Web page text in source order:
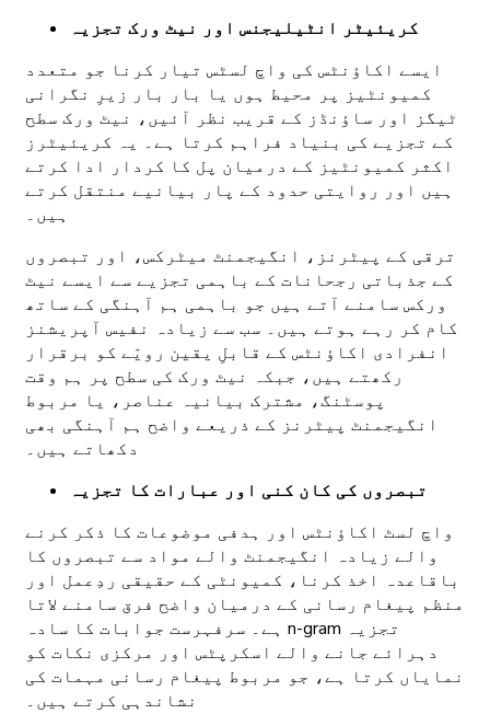
کریئیٹر انٹیلیجنس اور نیٹ ورک تجزیہ
ایسے اکاؤنٹس کی واچ لسٹس تیار کرنا جو متعدد
کمیونٹیز پر محیط ہوں یا بار بار زیرِ نگرانی
ٹیگز اور ساؤنڈز کے قریب نظر آئیں، نیٹ ورک سطح
کے تجزیے کی بنیاد فراہم کرتا ہے۔ یہ کریئیٹرز
اکثر کمیونٹیز کے درمیان پل کا کردار ادا کرتے
ہیں اور روایتی حدود کے پار بیانیے منتقل کرتے
ہیں۔
ترقی کے پیٹرنز، انگیجمنٹ میٹرکس، اور تبصروں
کے جذباتی رجحانات کے باہمی تجزیے سے ایسے نیٹ
ورکس سامنے آتے ہیں جو باہمی ہم آہنگی کے ساتھ
کام کر رہے ہوتے ہیں۔ سب سے زیادہ نفیس آپریشنز
انفرادی اکاؤنٹس کے قابلِ یقین رویّے کو برقرار
رکھتے ہیں، جبکہ نیٹ ورک کی سطح پر ہم وقت
پوسٹنگ، مشترک بیانیہ عناصر، یا مربوط
انگیجمنٹ پیٹرنز کے ذریعے واضح ہم آہنگی بھی
دکھاتے ہیں۔
تبصروں کی کان کنی اور عبارات کا تجزیہ
واچ لسٹ اکاؤنٹس اور ہدفی موضوعات کا ذکر کرنے
والے زیادہ انگیجمنٹ والے مواد سے تبصروں کا
باقاعدہ اخذ کرنا، کمیونٹی کے حقیقی ردِعمل اور
منظم پیغام رسانی کے درمیان واضح فرق سامنے لاتا
ہے۔ سرفہرست جوابات کا سادہ n-gram تجزیہ
دہرائے جانے والے اسکرپٹس اور مرکزی نکات کو
نمایاں کرتا ہے، جو مربوط پیغام رسانی مہمات کی
نشاندہی کرتے ہیں۔